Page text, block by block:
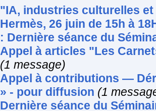
"IA, industries culturelles
Hermès, 26 juin de 15h à
: Dernière séance du
Appel à articles "Les
(1 message)
Appel à contributions —
» - pour diffusion (1
Dernière séance du